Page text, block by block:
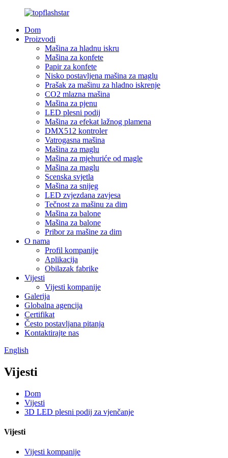
Dom
Proizvodi
Mašina za hladnu iskru
Mašina za konfete
Papir za konfete
Nisko postavljena mašina za maglu
Prašak za mašinu za hladno iskrenje
CO2 mlazna mašina
Mašina za pjenu
LED plesni podij
Mašina za efekat lažnog plamena
DMX512 kontroler
Vatrogasna mašina
Mašina za maglu
Mašina za mjehuriće od magle
Mašina za maglu
Scenska svjetla
Mašina za snijeg
LED zvjezdana zavjesa
Tečnost za mašinu za dim
Mašina za balone
Mašina za balone
Pribor za mašine za dim
O nama
Profil kompanije
Aplikacija
Obilazak fabrike
Vijesti
Vijesti kompanije
Galerija
Globalna agencija
Certifikat
Često postavljana pitanja
Kontaktirajte nas
English
Vijesti
Dom
Vijesti
3D LED plesni podij za vjenčanje
Vijesti
Vijesti kompanije